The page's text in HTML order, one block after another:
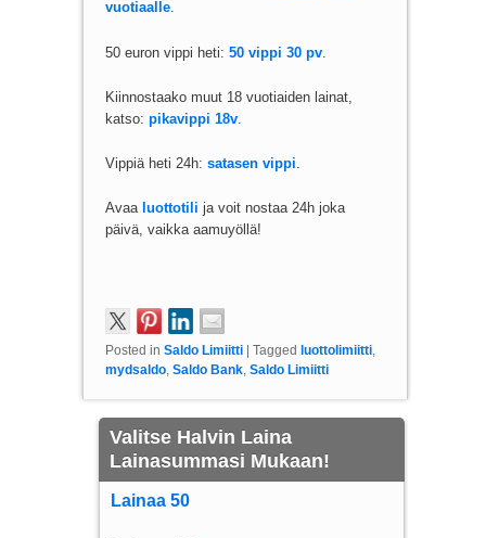
vuotiaalle.
50 euron vippi heti: 50 vippi 30 pv.
Kiinnostaako muut 18 vuotiaiden lainat,
katso: pikavippi 18v.
Vippiä heti 24h: satasen vippi
Avaa luottotili ja voit nostaa 24h joka
päivä, vaikka aamuyöllä!
Posted in Saldo Limiitti Tagged luottolimiitti,
mydsaldo, Saldo Bank, Saldo Limiitti
Valitse Halvin Laina
Lainasummasi Mukaan!
Lainaa 50